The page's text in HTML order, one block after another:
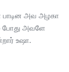
பாடின அவ அழகா
போது அவளே
உஷா.